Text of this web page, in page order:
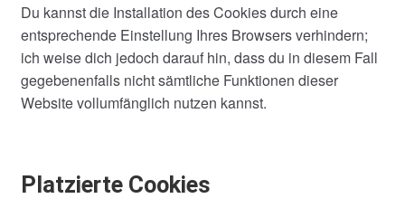
Du kannst die Installation des Cookies durch eine
entsprechende Einstellung Ihres Browsers verhindern;
ich weise dich jedoch darauf hin, dass du in diesem Fall
gegebenenfalls nicht sämtliche Funktionen dieser
Website vollumfänglich nutzen kannst.
Platzierte Cookies